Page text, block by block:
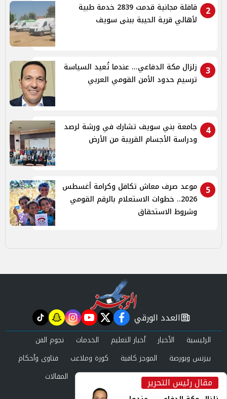
2
قافلة مجانية قدمت 2839 خدمة طبية
لأهالي قرية الحيبة ببنى سويف
3
زلزال مكة الدفاعي... عندما تُعيد السياسة
ترسيم حدود الأمن القومي العربي
4
جامعة بني سويف تشارك في ورشة لرصد
ودراسة الأجسام القريبة من الأرض
5
موعد صرف معاش تكافل وكرامة أغسطس
2026.. خطوات الاستعلام بالرقم القومي
وشروط الاستحقاق
مقال رئيس التحرير
newspaper
العدد الورقي facebook
twitter
youtube
instagram
snapchat
tiktok
الرئيسية الأخبار أخبار التعليم الخدمات
نجوم الفن
بيزنس وبورصة
الموجز كافية كورة وملاعب
فتاوى وأحكام
صحة وجمال
عرب وعالم حوادث ومحاكم
المقالات
العدد الورقي